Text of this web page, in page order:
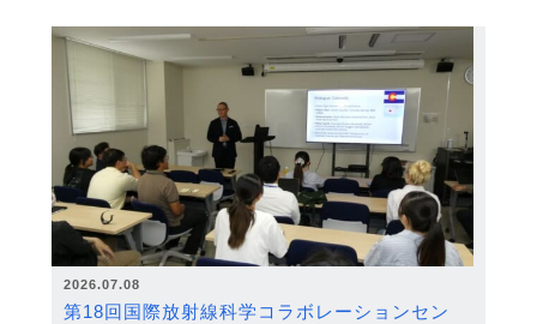
2026.07.08
第18回国際放射線科学コラボレーションセン